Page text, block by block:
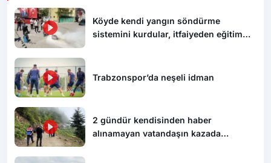
Köyde kendi yangın söndürme
sistemini kurdular, itfaiyeden eğitim
Trabzonspor’da neşeli idman
2 gündür kendisinden haber
alınamayan vatandaşın kazada